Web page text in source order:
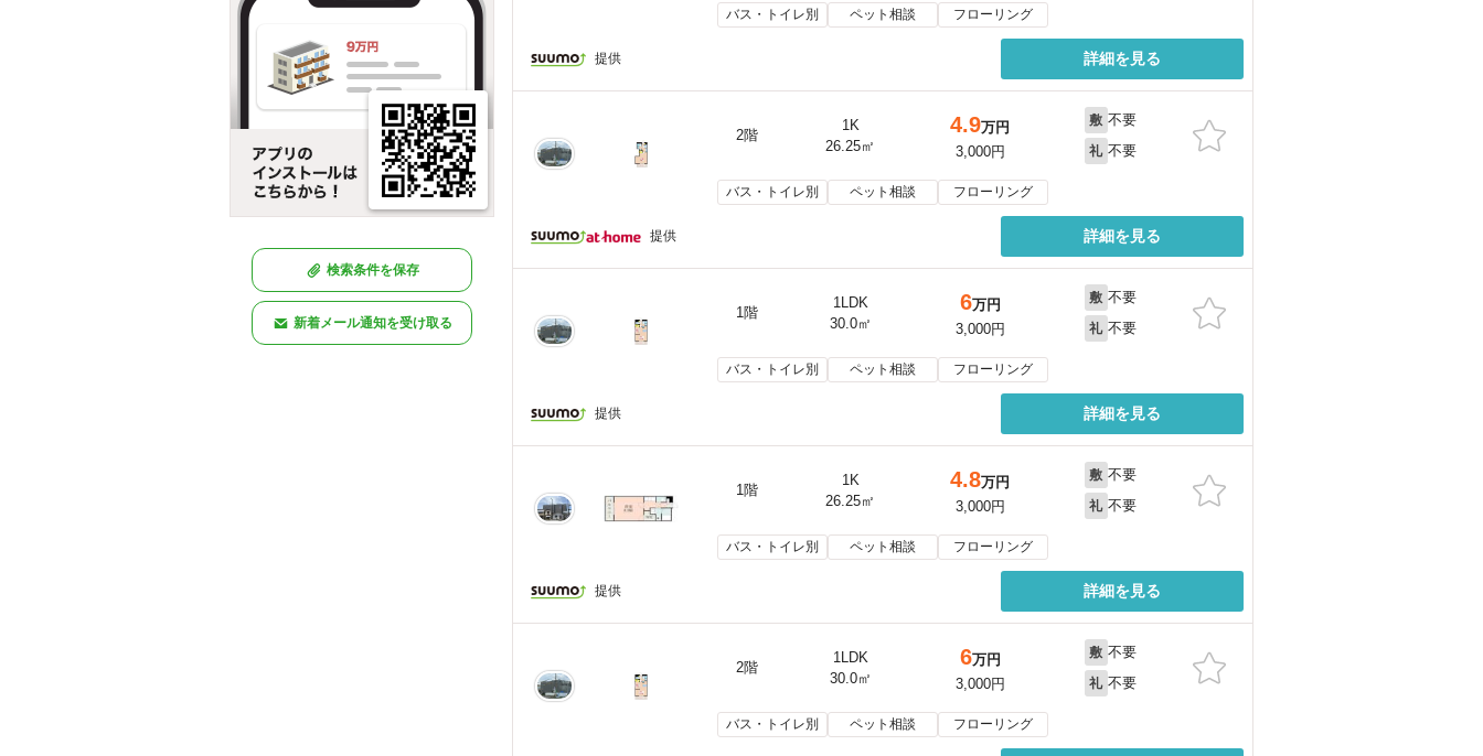
検索条件を保存
新着メール通知を受け取る
バス・トイレ別 ペット相談 フローリング
提供 詳細を見る
2階
1K
26.25㎡
4.9万円
3,000円
敷 不要
礼 不要
バス・トイレ別 ペット相談 フローリング
提供 詳細を見る
1階
1LDK
30.0㎡
6万円
3,000円
敷 不要
礼 不要
バス・トイレ別 ペット相談 フローリング
提供 詳細を見る
1階
1K
26.25㎡
4.8万円
3,000円
敷 不要
礼 不要
バス・トイレ別 ペット相談 フローリング
提供 詳細を見る
2階
1LDK
30.0㎡
6万円
3,000円
敷 不要
礼 不要
バス・トイレ別 ペット相談 フローリング